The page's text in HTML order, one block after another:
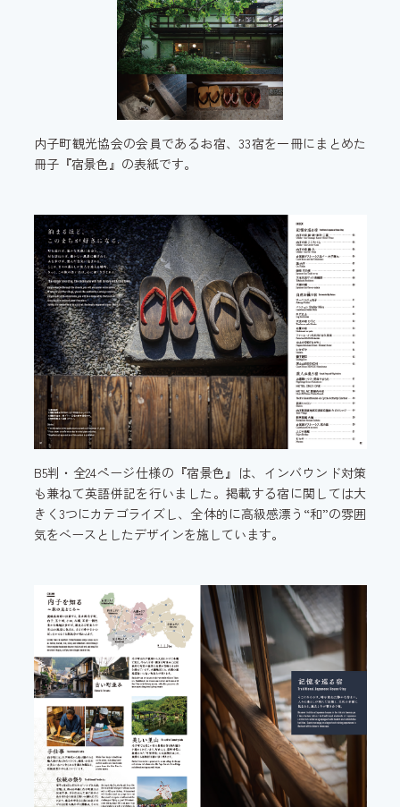
内子町観光協会の会員であるお宿、33宿を一冊にまとめた
冊子『宿景色』の表紙です。
B5判・全24ページ仕様の『宿景色』は、インバウンド対策
も兼ねて英語併記を行いました。掲載する宿に関しては大
きく3つにカテゴライズし、全体的に高級感漂う“和”の雰囲
気をベースとしたデザインを施しています。